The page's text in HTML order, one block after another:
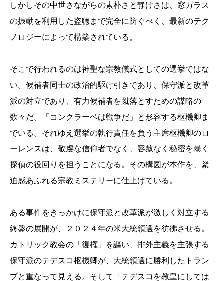
しかしその中世さながらの素朴さと静けさは、窓ガラス
の振動を利用した盗聴まで完全に防ぐべく、最新のテク
ノロジーによって構築されている。
そこで行われるのは神聖な宗教儀式としての選挙ではな
い。候補者同士の政治的駆け引きであり、保守派と改革
派の対立であり、有力候補者を蹴落とすための謀略の
数々だ。「コンクラーベは戦争だ」と形容する枢機卿ま
でいる。それゆえ選挙の執行責任を負う主席枢機卿のロ
ーレンスは、敬虔な信仰者でなく、容赦なく秘密を暴く
探偵の役回りを担うことになる。その構図が本作を、緊
迫感あふれる宗教ミステリーに仕上げている。
ある事件をきっかけに保守派と改革派が激しく対立する
終盤の展開が、２０２４年の米大統領選を彷彿させる。
カトリック教会の「復権」を謳い、排外主義を主張する
保守派のテデスコ枢機卿が、大統領選に勝利したトラン
プと重なって見える。そして「テデスコを教皇にしては